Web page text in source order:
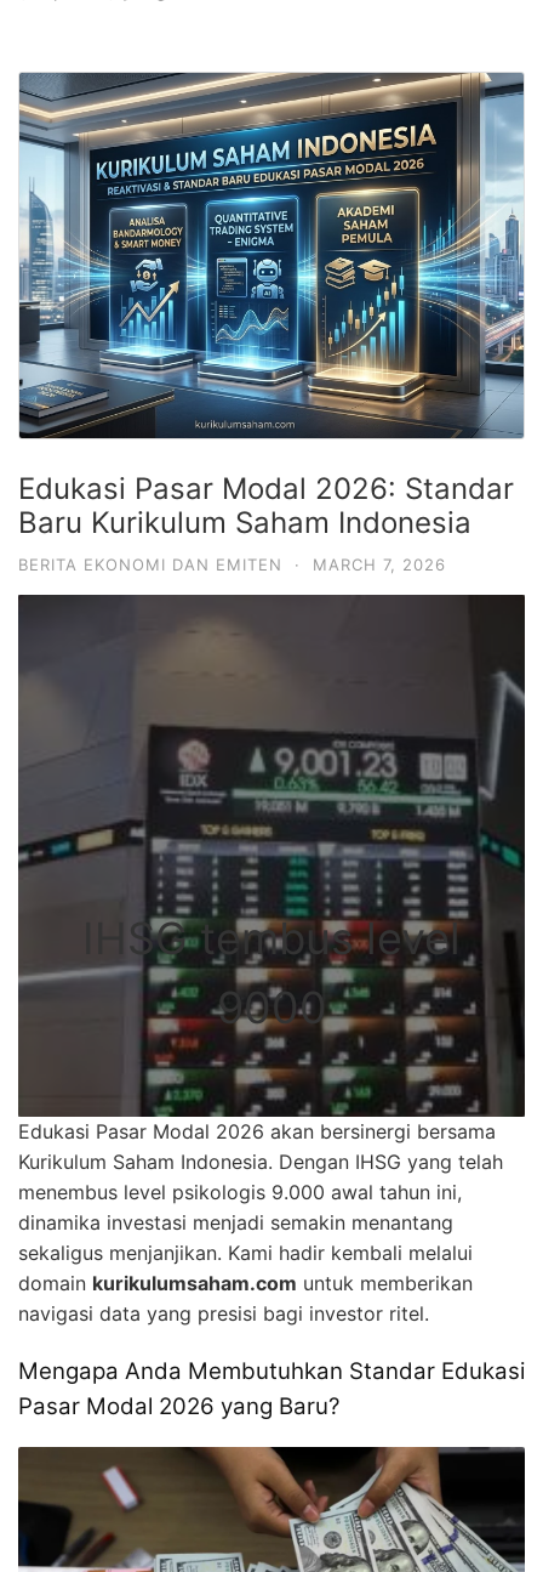
Edukasi Pasar Modal 2026: Standar
Baru Kurikulum Saham Indonesia
BERITA EKONOMI DAN EMITEN · MARCH 7, 2026
IHSG tembus level
9000
Edukasi Pasar Modal 2026 akan bersinergi bersama
Kurikulum Saham Indonesia. Dengan IHSG yang telah
menembus level psikologis 9.000 awal tahun ini,
dinamika investasi menjadi semakin menantang
sekaligus menjanjikan. Kami hadir kembali melalui
domain kurikulumsaham.com untuk memberikan
navigasi data yang presisi bagi investor ritel.
Mengapa Anda Membutuhkan Standar Edukasi
Pasar Modal 2026 yang Baru?